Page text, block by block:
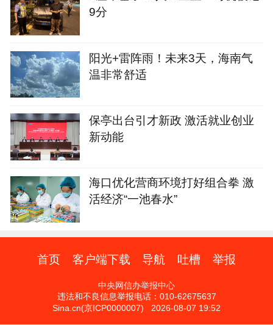
9分
阳光+雷阵雨！未来3天，海南气
温非常舒适
保亭出台引才新政 激活就业创业
新动能
海口优化营商环境打好组合拳 激
活经济“一池春水”
首页 客户端下载 导航 吐槽 举报
中央网信办举报中心
违法和不良信息举报电话：010-62675637
Sina.cn(京ICP0000007) 2026-08-07 19:52